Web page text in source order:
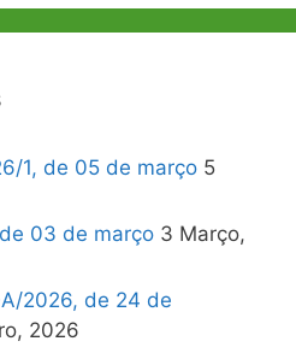
1, de 05 de março 5
03 de março 3 Março,
2026, de 24 de
2026